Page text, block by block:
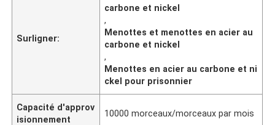
Surligner:
carbone et nickel
,
Menottes et menottes en acier au
carbone et nickel
,
Menottes en acier au carbone et ni
ckel pour prisonnier
Capacité d'approv
isionnement
10000 morceaux/morceaux par mois